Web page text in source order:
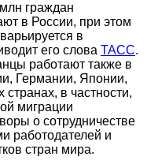
граждан
в России, при этом
в
его слова ТАСС.
работают также в
Германии, Японии,
в частности,
миграции
о сотрудничестве
работодателей и
стран мира.